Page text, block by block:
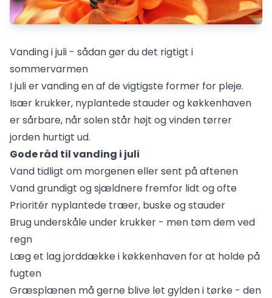
Vanding i juli - sådan gør du det rigtigt i
sommervarmen
I juli er vanding en af de vigtigste former for pleje.
Især krukker, nyplantede stauder og køkkenhaven
er sårbare, når solen står højt og vinden tørrer
jorden hurtigt ud.
Gode råd til vanding i juli
Vand tidligt om morgenen eller sent på aftenen
Vand grundigt og sjældnere fremfor lidt og ofte
Prioritér nyplantede træer, buske og stauder
Brug underskåle under krukker - men tøm dem ved
regn
Læg et lag jorddække i køkkenhaven for at holde på
fugten
Græsplænen må gerne blive let gylden i tørke - den